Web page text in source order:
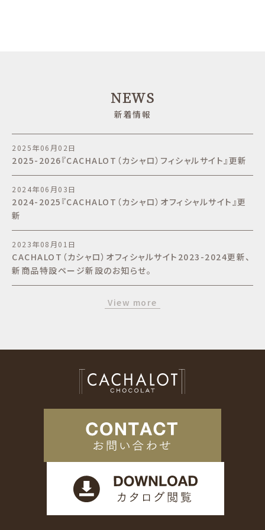
NEWS
新着情報
2025年06月02日
2025-2026『CACHALOT（カシャロ）フィシャルサイト』更新
2024年06月03日
2024-2025『CACHALOT（カシャロ）オフィシャルサイト』更
新
2023年08月01日
CACHALOT（カシャロ）オフィシャルサイト2023-2024更新、
新商品特設ページ新設のお知らせ。
View more